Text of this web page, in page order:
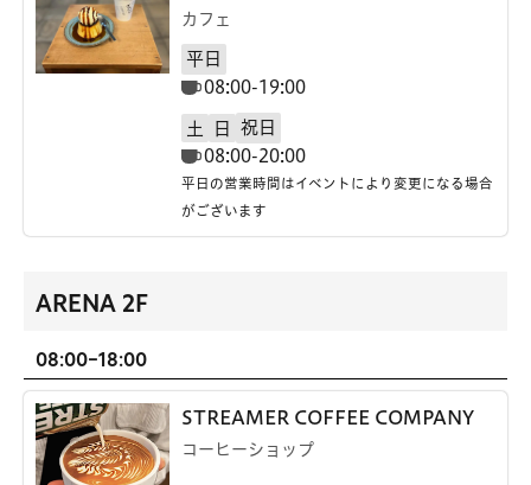
カフェ
平日
08:00-19:00
土 日
祝日
08:00-20:00
平日の営業時間はイベントにより変更になる場合
がございます
ARENA 2F
08:00-18:00
STREAMER COFFEE COMPANY
コーヒーショップ